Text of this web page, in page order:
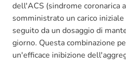
dell'ACS (sindrome coronarica
somministrato un carico
seguito da un dosaggio di
giorno. Questa combinazione
un'efficace inibizione